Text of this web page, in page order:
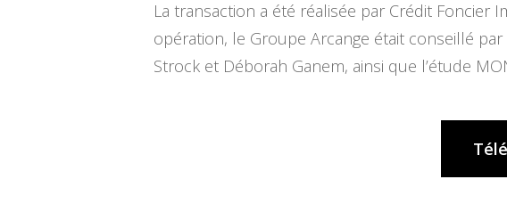
La transaction a été réalisée par Crédit Foncier
opération, le Groupe Arcange était conseillé par
Strock et Déborah Ganem, ainsi que l’étude